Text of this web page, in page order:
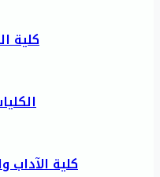
كلية
كلية الآداب